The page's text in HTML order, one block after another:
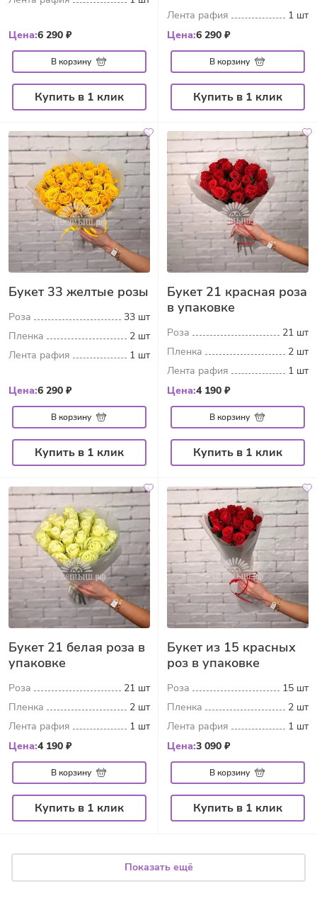
Цена:6 290 ₽
В корзину
Купить в 1 клик
Лента рафия
1 шт
Цена:6 290 ₽
В корзину
Купить в 1 клик
Букет 33 желтые розы
Роза
33 шт
Пленка
2 шт
Лента рафия
1 шт
Цена:6 290 ₽
В корзину
Купить в 1 клик
Букет 21 красная роза
в упаковке
Роза
21 шт
Пленка
2 шт
Лента рафия
1 шт
Цена:4 190 ₽
В корзину
Купить в 1 клик
Букет 21 белая роза в
упаковке
Роза
21 шт
Пленка
2 шт
Лента рафия
1 шт
Цена:4 190 ₽
В корзину
Купить в 1 клик
Букет из 15 красных
роз в упаковке
Роза
15 шт
Пленка
2 шт
Лента рафия
1 шт
Цена:3 090 ₽
В корзину
Купить в 1 клик
Показать ещё